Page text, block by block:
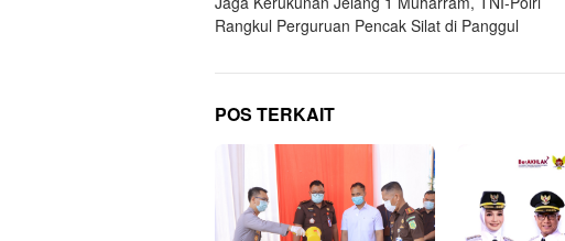
pos
Rangkul Perguruan Pencak Silat di Panggul
POS TERKAIT